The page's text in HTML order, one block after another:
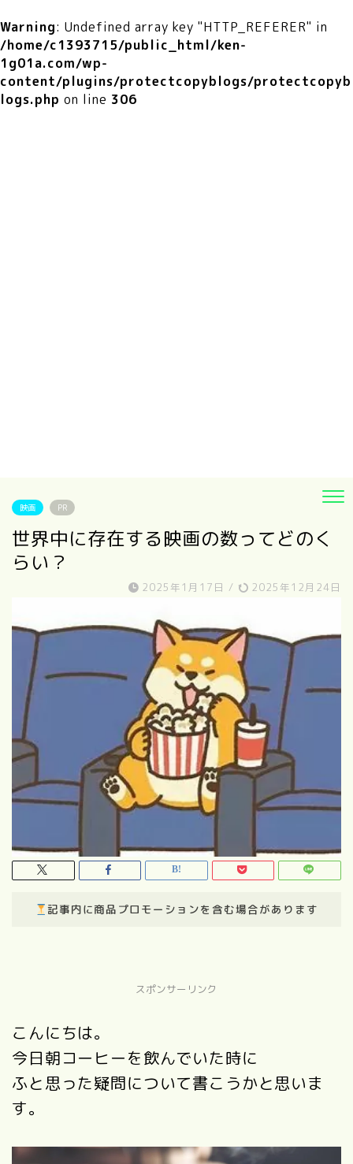
Warning: Undefined array key "HTTP_REFERER" in
/home/c1393715/public_html/ken-
1g01a.com/wp-
content/plugins/protectcopyblogs/protectcopyb
logs.php on line 306
映画 PR
世界中に存在する映画の数ってどのく
らい？
2025年1月17日 / 2025年12月24日
記事内に商品プロモーションを含む場合があります
スポンサーリンク
こんにちは。
今日朝コーヒーを飲んでいた時に
ふと思った疑問について書こうかと思いま
す。